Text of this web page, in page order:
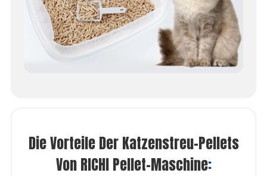
Die Vorteile Der Katzenstreu-Pellets
Von RICHI Pellet-Maschine: